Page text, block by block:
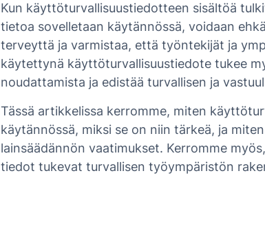
Kun käyttöturvallisuustiedotteen sisältöä
tietoa sovelletaan käytännössä, voidaan
terveyttä ja varmistaa, että työntekijät ja
käytettynä käyttöturvallisuustiedote tukee
noudattamista ja edistää turvallisen ja
Tässä artikkelissa kerromme, miten
käytännössä, miksi se on niin tärkeä, ja
lainsäädännön vaatimukset. Kerromme
tiedot tukevat turvallisen työympäristön